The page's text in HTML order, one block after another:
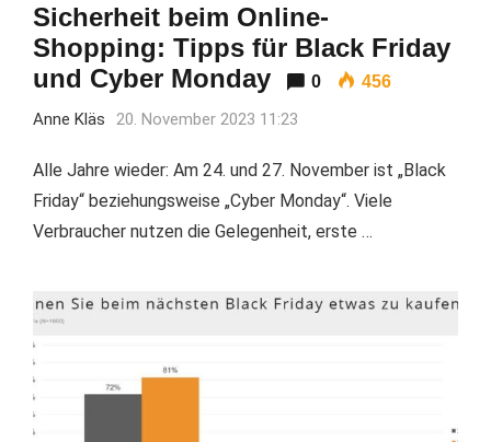
Sicherheit beim Online-
Shopping: Tipps für Black Friday
und Cyber Monday
0 456
Anne Kläs 20. November 2023 11:23
Alle Jahre wieder: Am 24. und 27. November ist „Black
Friday“ beziehungsweise „Cyber Monday“. Viele
Verbraucher nutzen die Gelegenheit, erste …